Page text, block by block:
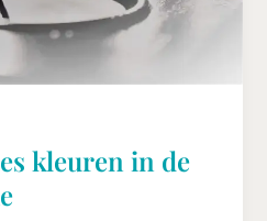
kleuren in de